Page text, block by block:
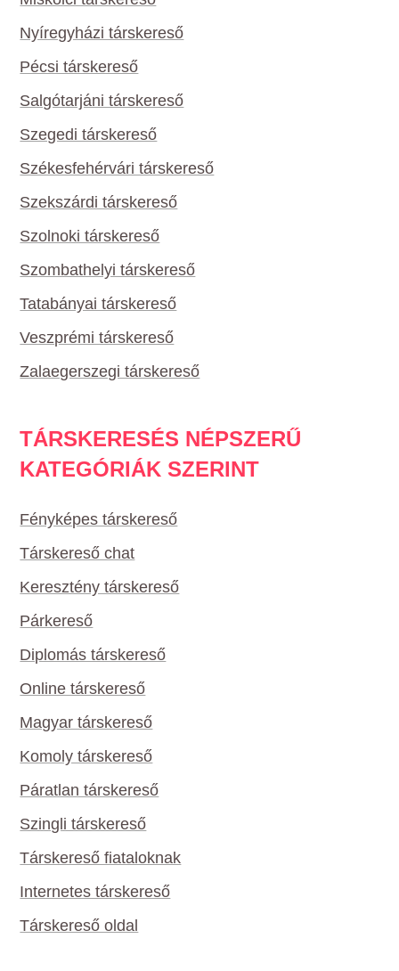
Nyíregyházi társkereső
Pécsi társkereső
Salgótarjáni társkereső
Szegedi társkereső
Székesfehérvári társkereső
Szekszárdi társkereső
Szolnoki társkereső
Szombathelyi társkereső
Tatabányai társkereső
Veszprémi társkereső
Zalaegerszegi társkereső
TÁRSKERESÉS NÉPSZERŰ
KATEGÓRIÁK SZERINT
Fényképes társkereső
Társkereső chat
Keresztény társkereső
Párkereső
Diplomás társkereső
Online társkereső
Magyar társkereső
Komoly társkereső
Páratlan társkereső
Szingli társkereső
Társkereső fiataloknak
Internetes társkereső
Társkereső oldal